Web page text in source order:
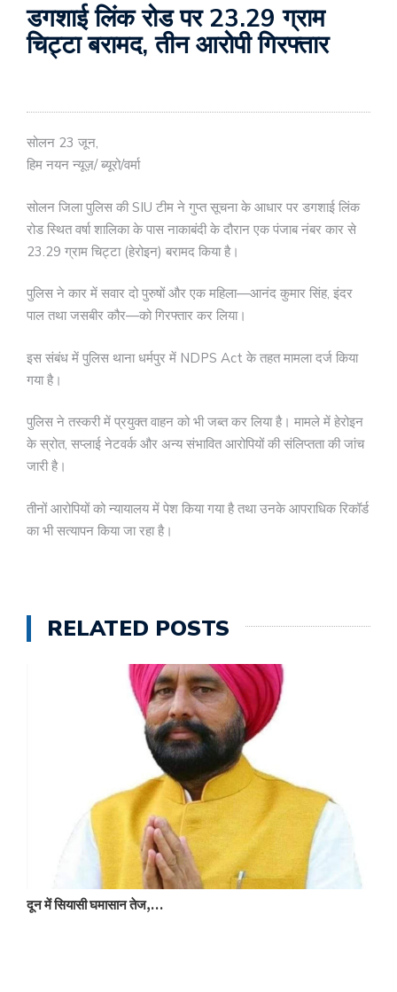
डगशाई लिंक रोड पर 23.29 ग्राम
चिट्टा बरामद, तीन आरोपी गिरफ्तार
सोलन 23 जून,
हिम नयन न्यूज़/ ब्यूरो/वर्मा
सोलन जिला पुलिस की SIU टीम ने गुप्त सूचना के आधार पर डगशाई लिंक
रोड स्थित वर्षा शालिका के पास नाकाबंदी के दौरान एक पंजाब नंबर कार से
23.29 ग्राम चिट्टा (हेरोइन) बरामद किया है।
पुलिस ने कार में सवार दो पुरुषों और एक महिला—आनंद कुमार सिंह, इंदर
पाल तथा जसबीर कौर—को गिरफ्तार कर लिया।
इस संबंध में पुलिस थाना धर्मपुर में NDPS Act के तहत मामला दर्ज किया
गया है।
पुलिस ने तस्करी में प्रयुक्त वाहन को भी जब्त कर लिया है। मामले में हेरोइन
के स्रोत, सप्लाई नेटवर्क और अन्य संभावित आरोपियों की संलिप्तता की जांच
जारी है।
तीनों आरोपियों को न्यायालय में पेश किया गया है तथा उनके आपराधिक रिकॉर्ड
का भी सत्यापन किया जा रहा है।
RELATED POSTS
दून में सियासी घमासान तेज,…